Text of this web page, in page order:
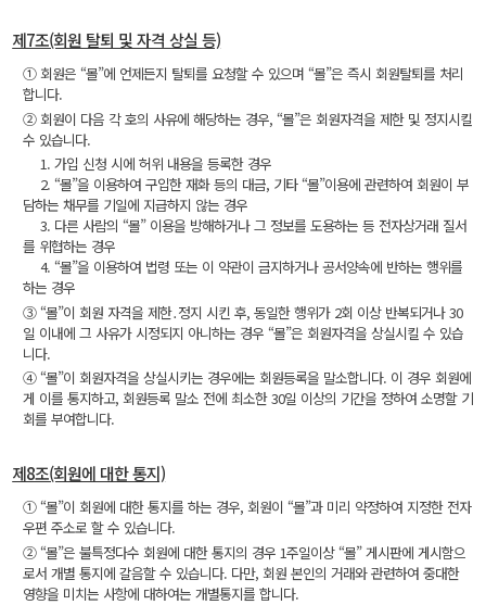
제7조(회원 탈퇴 및 자격 상실 등)
① 회원은 “몰”에 언제든지 탈퇴를 요청할 수 있으며 “몰”은 즉시 회원탈퇴를 처리
합니다.
② 회원이 다음 각 호의 사유에 해당하는 경우, “몰”은 회원자격을 제한 및 정지시킬
수 있습니다.
1. 가입 신청 시에 허위 내용을 등록한 경우
2. “몰”을 이용하여 구입한 재화 등의 대금, 기타 “몰”이용에 관련하여 회원이 부
담하는 채무를 기일에 지급하지 않는 경우
3. 다른 사람의 “몰” 이용을 방해하거나 그 정보를 도용하는 등 전자상거래 질서
를 위협하는 경우
4. “몰”을 이용하여 법령 또는 이 약관이 금지하거나 공서양속에 반하는 행위를
하는 경우
③ “몰”이 회원 자격을 제한․정지 시킨 후, 동일한 행위가 2회 이상 반복되거나 30
일 이내에 그 사유가 시정되지 아니하는 경우 “몰”은 회원자격을 상실시킬 수 있습
니다.
④ “몰”이 회원자격을 상실시키는 경우에는 회원등록을 말소합니다. 이 경우 회원에
게 이를 통지하고, 회원등록 말소 전에 최소한 30일 이상의 기간을 정하여 소명할 기
회를 부여합니다.
제8조(회원에 대한 통지)
① “몰”이 회원에 대한 통지를 하는 경우, 회원이 “몰”과 미리 약정하여 지정한 전자
우편 주소로 할 수 있습니다.
② “몰”은 불특정다수 회원에 대한 통지의 경우 1주일이상 “몰” 게시판에 게시함으
로서 개별 통지에 갈음할 수 있습니다. 다만, 회원 본인의 거래와 관련하여 중대한
영향을 미치는 사항에 대하여는 개별통지를 합니다.